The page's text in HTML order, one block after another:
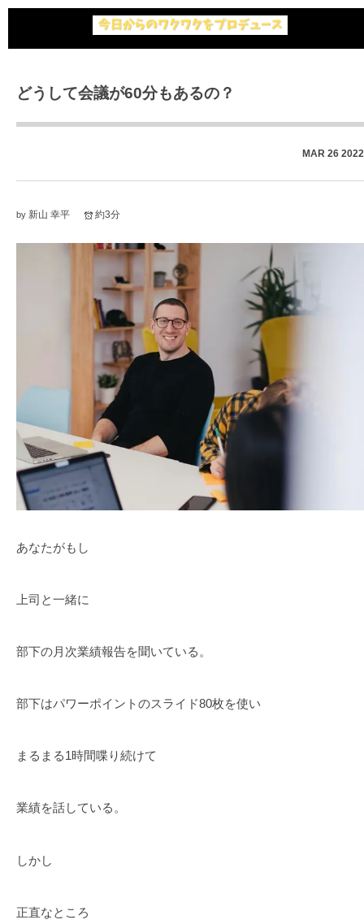
どうして会議が60分もあるの？
MAR 26 2022
by 新山 幸平 約3分
あなたがもし
上司と一緒に
部下の月次業績報告を聞いている。
部下はパワーポイントのスライド80枚を使い
まるまる1時間喋り続けて
業績を話している。
しかし
正直なところ